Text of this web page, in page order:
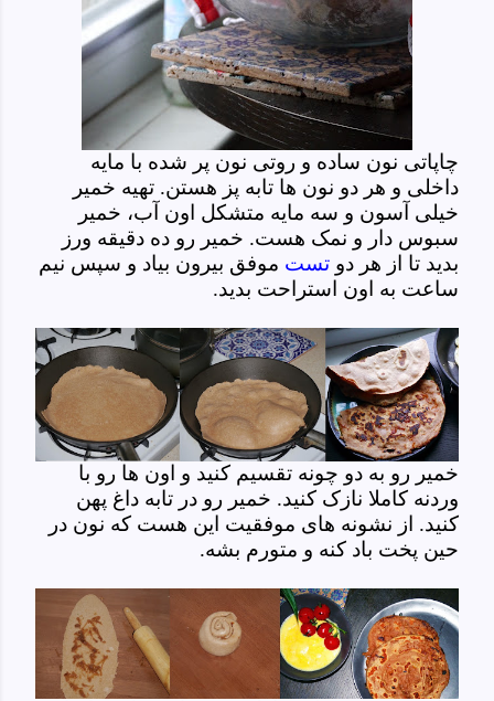
چاپاتی نون ساده و روتی نون پر شده با مایه
داخلی و هر دو نون ها تابه پز هستن. تهیه خمیر
خیلی آسون و سه مایه متشکل اون آب، خمیر
سبوس دار و نمک هست. خمیر رو ده دقیقه ورز
بدید تا از هر دو تست موفق بیرون بیاد و سپس نیم
ساعت به اون استراحت بدید.
خمیر رو به دو چونه تقسیم کنید و اون ها رو با
وردنه کاملا نازک کنید. خمیر رو در تابه داغ پهن
کنید. از نشونه های موفقیت این هست که نون در
حین پخت باد کنه و متورم بشه.